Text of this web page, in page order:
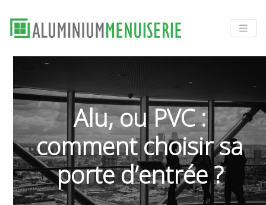
Alu, ou PVC :
comment choisir sa
porte d’entrée ?